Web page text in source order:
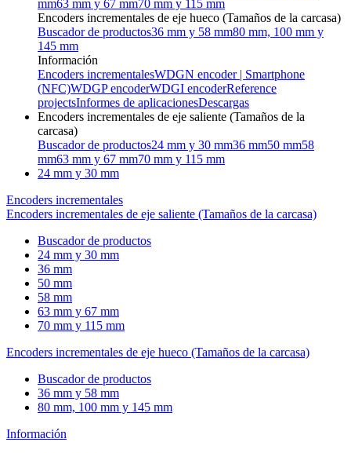
mm63 mm y 67 mm70 mm y 115 mm
Encoders incrementales de eje hueco (Tamaños de la carcasa)
Buscador de productos36 mm y 58 mm80 mm, 100 mm y
145 mm
Información
Encoders incrementalesWDGN encoder | Smartphone
(NFC)WDGP encoderWDGI encoderReference
projectsInformes de aplicacionesDescargas
Encoders incrementales de eje saliente (Tamaños de la
carcasa)
Buscador de productos24 mm y 30 mm36 mm50 mm58
mm63 mm y 67 mm70 mm y 115 mm
24 mm y 30 mm
Encoders incrementales
Encoders incrementales de eje saliente (Tamaños de la carcasa)
Buscador de productos
24 mm y 30 mm
36 mm
50 mm
58 mm
63 mm y 67 mm
70 mm y 115 mm
Encoders incrementales de eje hueco (Tamaños de la carcasa)
Buscador de productos
36 mm y 58 mm
80 mm, 100 mm y 145 mm
Información